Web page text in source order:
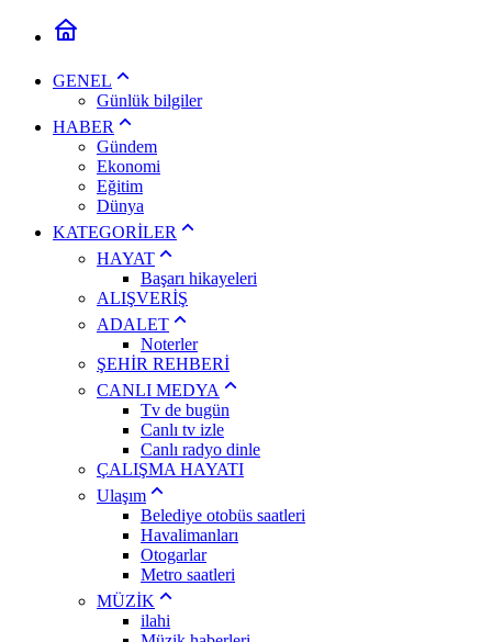
GENEL
Günlük bilgiler
HABER
Gündem
Ekonomi
Eğitim
Dünya
KATEGORİLER
HAYAT
Başarı hikayeleri
ALIŞVERİŞ
ADALET
Noterler
ŞEHİR REHBERİ
CANLI MEDYA
Tv de bugün
Canlı tv izle
Canlı radyo dinle
ÇALIŞMA HAYATI
Ulaşım
Belediye otobüs saatleri
Havalimanları
Otogarlar
Metro saatleri
MÜZİK
ilahi